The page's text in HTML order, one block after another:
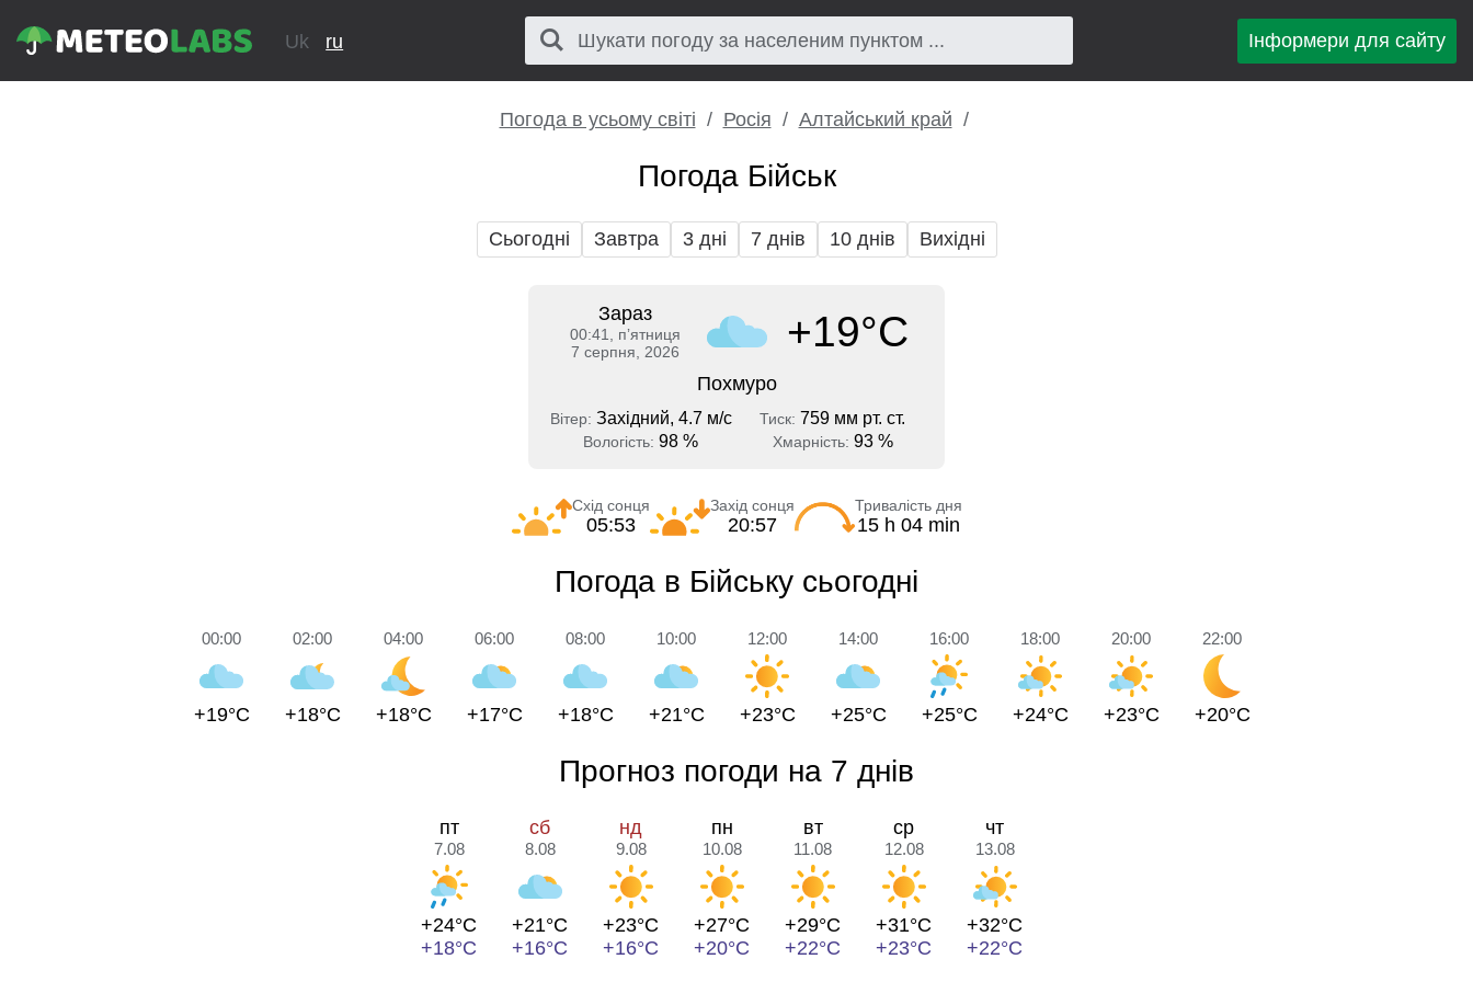
Uk ru Інформери для сайту
Погода в усьому світі Росія Алтайський край
Погода Бійськ
Сьогодні Завтра 3 дні 7 днів 10 днів Вихідні
Зараз
00:41, пʼятниця
7 серпня, 2026
+19°C
Похмуро
Вітер: Західний, 4.7 м/с Тиск: 759 мм рт. ст.
Вологість: 98 % Хмарність: 93 %
Схід сонця
05:53
Захід сонця
20:57
Тривалість дня
15 h 04 min
Погода в Бійську сьогодні
00:00
+19°C
02:00
+18°C
04:00
+18°C
06:00
+17°C
08:00
+18°C
10:00
+21°C
12:00
+23°C
14:00
+25°C
16:00
+25°C
18:00
+24°C
20:00
+23°C
22:00
+20°C
Прогноз погоди на 7 днів
пт
7.08
+24°C
+18°C
сб
8.08
+21°C
+16°C
нд
9.08
+23°C
+16°C
пн
10.08
+27°C
+20°C
вт
11.08
+29°C
+22°C
ср
12.08
+31°C
+23°C
чт
13.08
+32°C
+22°C